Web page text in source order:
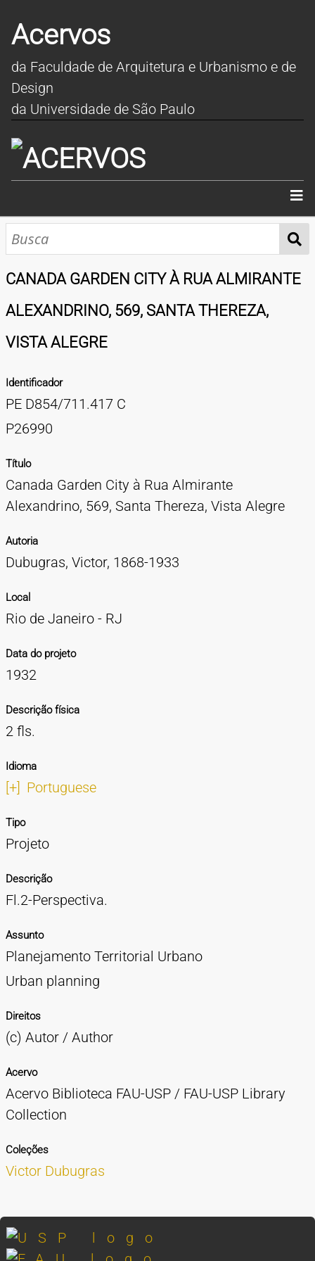
Acervos
da Faculdade de Arquitetura e Urbanismo e de
Design
da Universidade de São Paulo
INÍCIO
CONTATOS
EXPEDIENTE
CANADA GARDEN CITY À RUA ALMIRANTE
ALEXANDRINO, 569, SANTA THEREZA,
VISTA ALEGRE
Identificador
PE D854/711.417 C
P26990
Título
Canada Garden City à Rua Almirante
Alexandrino, 569, Santa Thereza, Vista Alegre
Autoria
Dubugras, Victor, 1868-1933
Local
Rio de Janeiro - RJ
Data do projeto
1932
Descrição física
2 fls.
Idioma
[+] Portuguese
Tipo
Projeto
Descrição
Fl.2-Perspectiva.
Assunto
Planejamento Territorial Urbano
Urban planning
Direitos
(c) Autor / Author
Acervo
Acervo Biblioteca FAU-USP / FAU-USP Library
Collection
Coleções
Victor Dubugras